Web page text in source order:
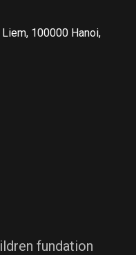
100000 Hanoi,
fundation